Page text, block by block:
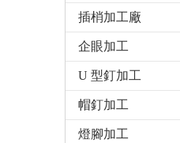
插梢加工廠
企眼加工
U 型釘加工
帽釘加工
燈腳加工